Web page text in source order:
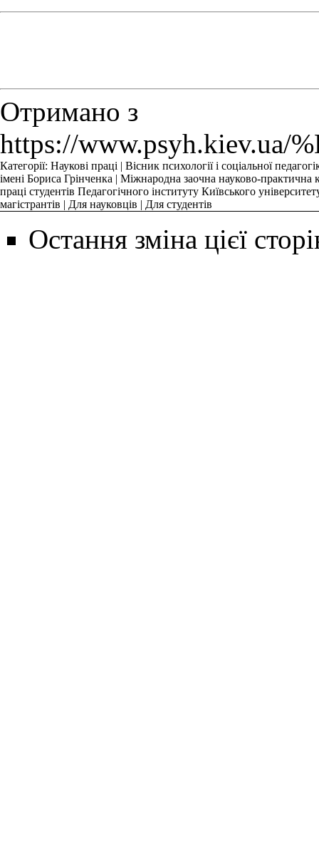
Отримано з
https://www.psyh.kiev.ua/
Категорії: Наукові праці | Вісник психології і соціальної
імені Бориса Грінченка | Міжнародна заочна науково-практична
праці студентів Педагогічного інституту Київського
магістрантів | Для науковців | Для студентів
Остання зміна цієї